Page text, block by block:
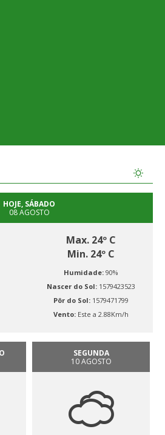
HOJE, SÁBADO
08 AGOSTO
Max. 24º C
Min. 24º C
Humidade: 90%
Nascer do Sol: 1579423523
Pôr do Sol: 1579471799
Vento: Este a 2.88Km/h
SEGUNDA
10 AGOSTO